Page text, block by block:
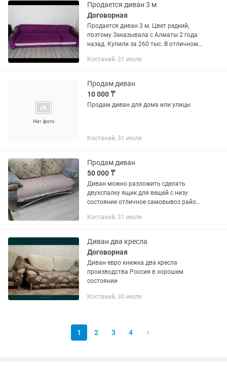
Продается диван 3 м
Договорная
Продается диван 3 м. Цвет редкий,
поэтому Заказывала с Алматы 2 года
назад. Купили за 260 тыс. В отличном
Костанай, 31 июля
Продам диван
10 000 ₸
Продам диван для дома или улицы
Костанай, 31 июля
Продам диван
50 000 ₸
Диван можно разложить сделать
двухспалку ящик для вещей с низу
состояние отличное самовывоз район
Костанай, 31 июля
Диван два кресла
Договорная
Диван евро книжка два кресла
производства Россия в хорошем
состоянии
Костанай, 30 июля
1 2 3 4